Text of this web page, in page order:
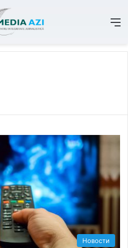
Новости